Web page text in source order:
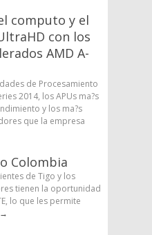
computo y el
con los
AMD A-
de Procesamiento
2014, los APUs ma?s
y los ma?s
que la empresa
Colombia
de Tigo y los
tienen la oportunidad
lo que les permite
→